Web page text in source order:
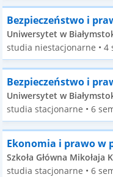
Bezpieczeństwo i
Uniwersytet w
studia niestacjonarne • 4
Bezpieczeństwo i
Uniwersytet w
studia stacjonarne • 6
Ekonomia i prawo w
Szkoła Główna Mikołaja
studia stacjonarne • 6